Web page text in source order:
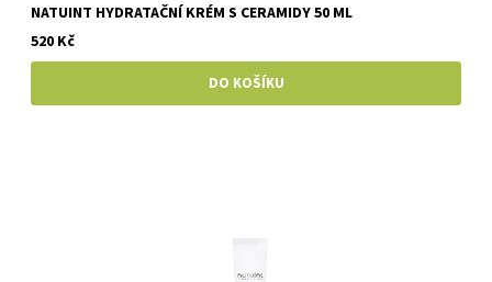
NATUINT HYDRATAČNÍ KRÉM S CERAMIDY 50 ML
520 Kč